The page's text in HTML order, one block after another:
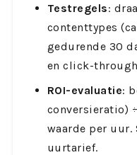
Testregels:
contenttypes
gedurende 30
en click-
ROI-evaluatie:
conversieratio)
waarde per uur.
uurtarief.